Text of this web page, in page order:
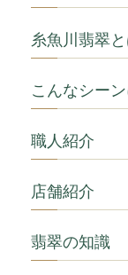
糸魚川翡翠
こんなシー
職人紹介
店舗紹介
翡翠の知識